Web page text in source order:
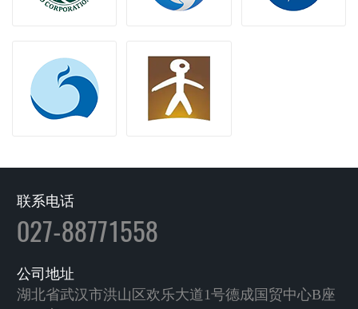
联系电话
027-88771558
公司地址
湖北省武汉市洪山区欢乐大道1号德成国贸中心B座